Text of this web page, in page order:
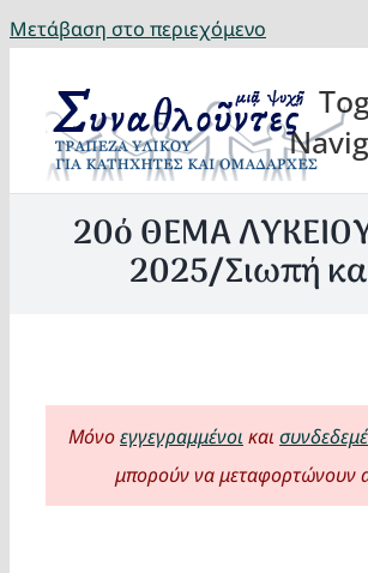
Μετάβαση στο περιεχόμενο
20ό ΘΕΜΑ
2025/Σιωπή
Μόνοεγγεγραμμένοικαι
μπορούν να μεταφορτώνουν